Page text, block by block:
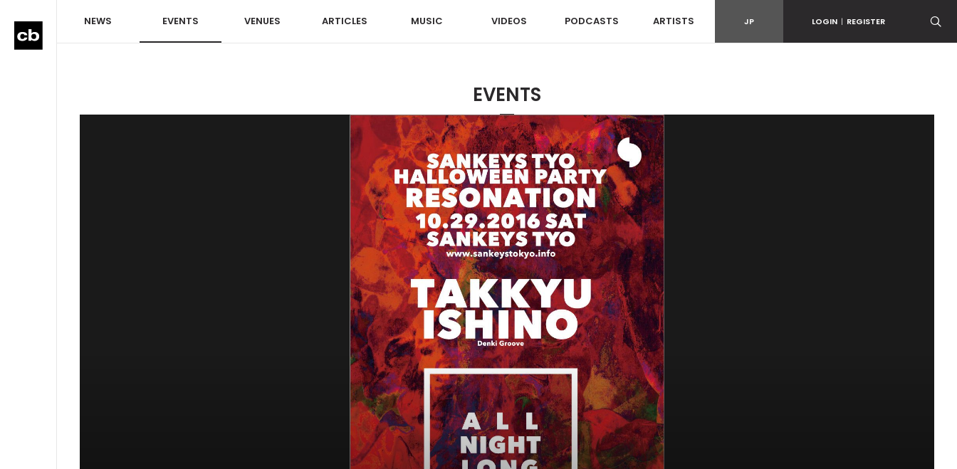
NEWS EVENTS VENUES ARTICLES MUSIC VIDEOS PODCASTS ARTISTS JP LOGIN | REGISTER
EVENTS